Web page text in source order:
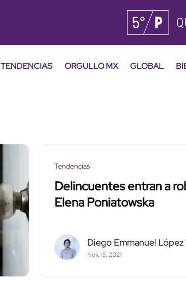
TENDENCIAS ORGULLO MX GLOBAL
Tendencias
Delincuentes entran a
Elena Poniatowska
Diego Emmanuel López
Nov. 15, 2021